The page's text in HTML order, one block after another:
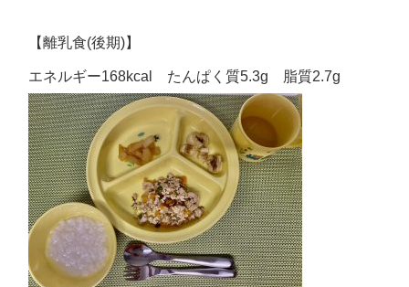
【離乳食(後期)】
エネルギー168kcal たんぱく質5.3g 脂質2.7g